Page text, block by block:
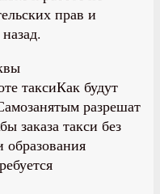
прав и
Как будут
разрешат
заказа такси без
образования